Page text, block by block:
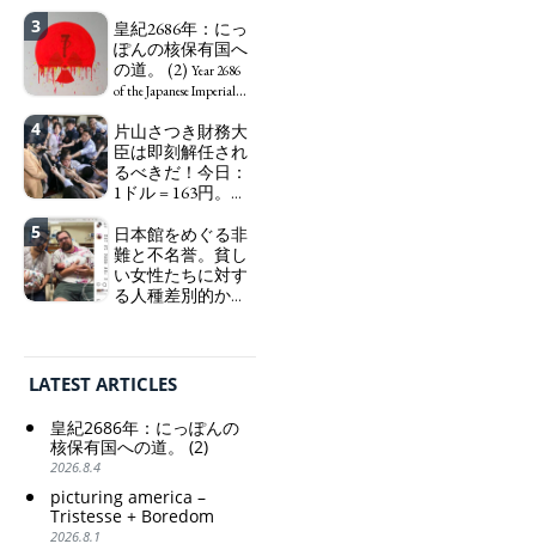
word "artist" into the
word "Art Worker"
(similar to "Essential
Worker", "Sex Worker" or
で、自己憐憫に浸
る日本人女性サナ
エ：道標としての
破壊。"I wanna die, I
set me free" - Sanae, a
Japanese woman who is
sleepless, sexless, depressive
and wallowing in self-
guidepost.
3
皇紀2686年：にっ
ぽんの核保有国へ
の道。 (2) Year 2686
of the Japanese Imperial
Becoming a Nuclear
Power. (2)
4
片山さつき財務大
臣は即刻解任され
るべきだ！今日：
1ドル = 163円。に
自分の円を吸って
いる。高市早苗首
相「円安で外為特
会ホクホク」 為
should be fired
US$ = 163 Yen. The
Japanese Have Long Been
Draining Their Own Yen.
TAKAICHI Sanae: "The
weak Yen makes the
5
日本館をめぐる非
難と不名誉。貧し
い女性たちに対す
る人種差別的かつ
化。戸籍制度の強
化。差別的な血統
思想の強化。
Criticism and disgrace
surrounding the Japan
colonial exploitation of
poor women.
LATEST ARTICLES
皇紀2686年：にっぽんの
核保有国への道。 (2)
2026.8.4
picturing america –
Tristesse + Boredom
2026.8.1